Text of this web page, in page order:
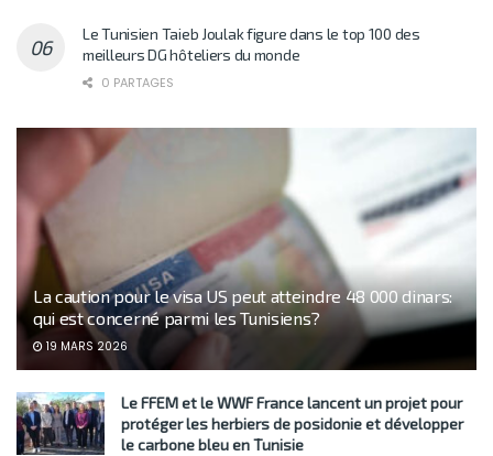
Le Tunisien Taieb Joulak figure dans le top 100 des
meilleurs DG hôteliers du monde
0 PARTAGES
La caution pour le visa US peut atteindre 48 000 dinars:
qui est concerné parmi les Tunisiens?
19 MARS 2026
Le FFEM et le WWF France lancent un projet pour
protéger les herbiers de posidonie et développer
le carbone bleu en Tunisie